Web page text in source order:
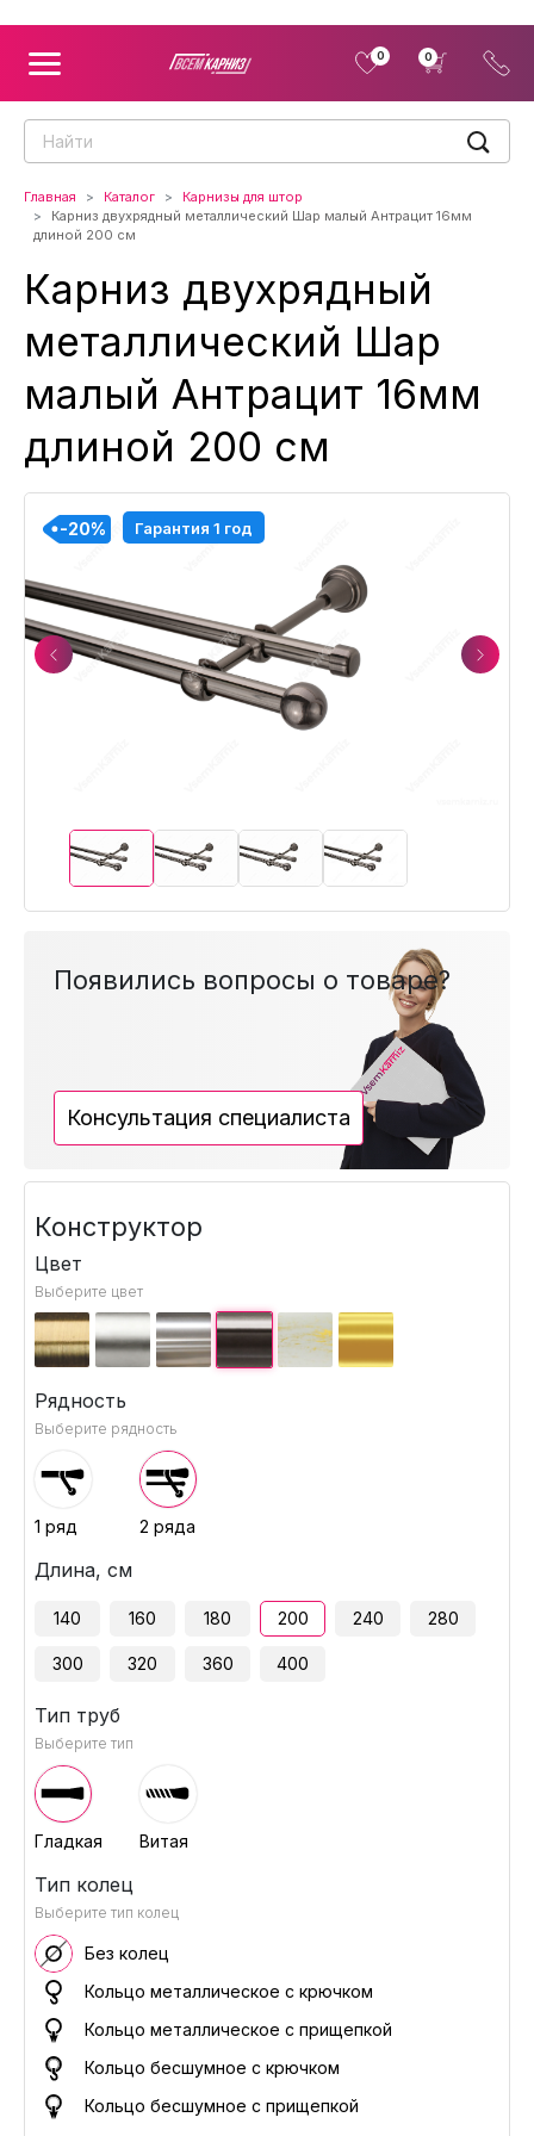
0 0
Главная Каталог
Карнизы для штор
Карниз двухрядный металлический Шар малый Антрацит 16мм
длиной 200 см
Карниз двухрядный
металлический Шар
малый Антрацит 16мм
длиной 200 см
Previous
-20% Гарантия 1 год
-20%
-20%
-20%
Next
Появились вопросы о товаре?
Консультация специалиста
Конструктор
Цвет
Выберите цвет
Рядность
Выберите рядность
1 ряд 2 ряда
Длина, см
140 160 180 200 240 280
300 320 360 400
Тип труб
Выберите тип
Гладкая Витая
Тип колец
Выберите тип колец
Без колец
Кольцо металлическое с крючком
Кольцо металлическое с прищепкой
Кольцо бесшумное с крючком
Кольцо бесшумное с прищепкой